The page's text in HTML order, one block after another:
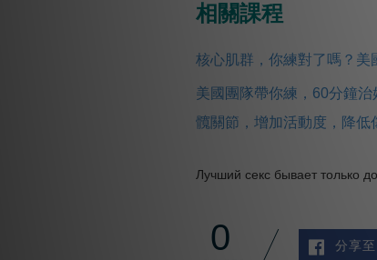
相關課程
核心肌群，你練對了嗎？美
美國團隊帶你練，60分鐘
髖關節，增加活動度，降低
Лучший секс бывает только
0 分享